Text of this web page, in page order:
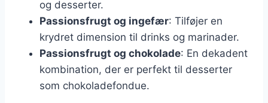
og desserter.
Passionsfrugt og ingefær: Tilføjer en
krydret dimension til drinks og marinader.
Passionsfrugt og chokolade: En dekadent
kombination, der er perfekt til desserter
som chokoladefondue.